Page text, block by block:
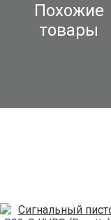
Похожие
товары